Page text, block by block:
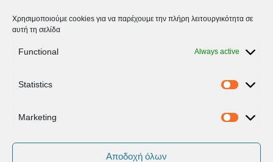
Χρησιμοποιούμε cookies για να παρέχουμε την πλήρη λειτουργικότητα σε
αυτή τη σελίδα
Functional Always active
Statistics
Marketing
Αποδοχή όλων
παρατηρήσει, ο Πρωθυπουργός
μεταξύ των υπουργών και του